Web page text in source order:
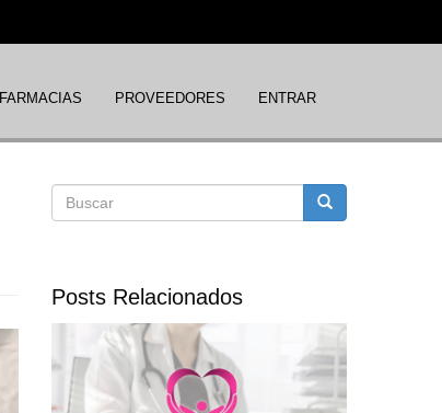
FARMACIAS PROVEEDORES ENTRAR
Formulario
búsqueda
Posts Relacionados